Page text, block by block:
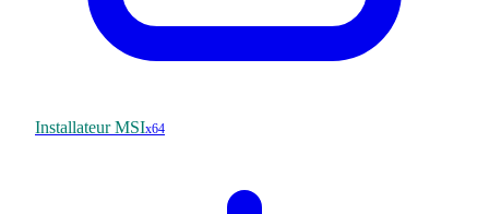
Installateur MSIx64